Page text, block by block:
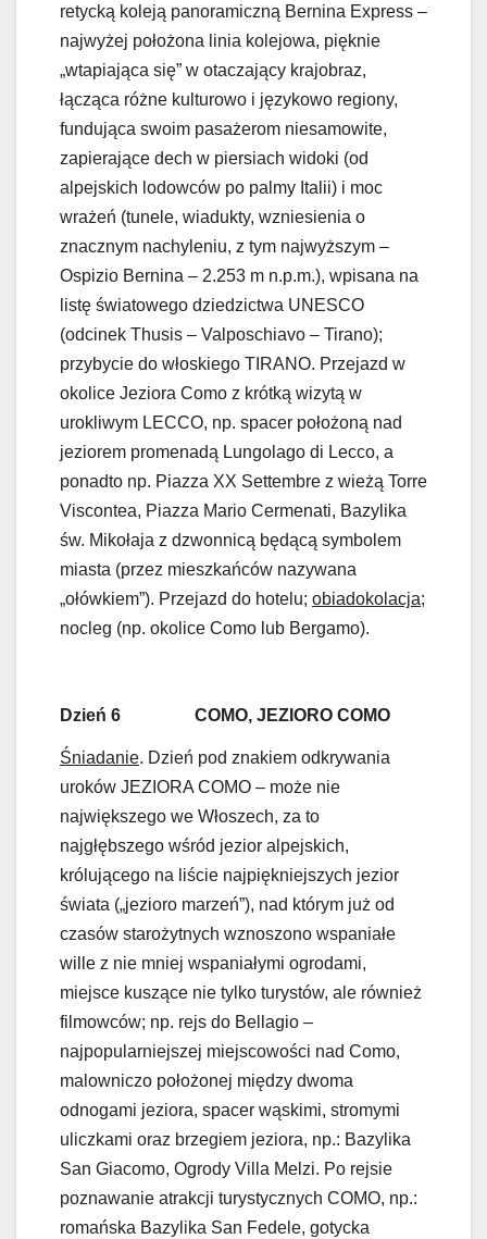
retycką koleją panoramiczną Bernina Express –
najwyżej położona linia kolejowa, pięknie
„wtapiająca się” w otaczający krajobraz,
łącząca różne kulturowo i językowo regiony,
fundująca swoim pasażerom niesamowite,
zapierające dech w piersiach widoki (od
alpejskich lodowców po palmy Italii) i moc
wrażeń (tunele, wiadukty, wzniesienia o
znacznym nachyleniu, z tym najwyższym –
Ospizio Bernina – 2.253 m n.p.m.), wpisana na
listę światowego dziedzictwa UNESCO
(odcinek Thusis – Valposchiavo – Tirano);
przybycie do włoskiego TIRANO. Przejazd w
okolice Jeziora Como z krótką wizytą w
urokliwym LECCO, np. spacer położoną nad
jeziorem promenadą Lungolago di Lecco, a
ponadto np. Piazza XX Settembre z wieżą Torre
Viscontea, Piazza Mario Cermenati, Bazylika
św. Mikołaja z dzwonnicą będącą symbolem
miasta (przez mieszkańców nazywana
„ołówkiem”). Przejazd do hotelu; obiadokolacja;
nocleg (np. okolice Como lub Bergamo).
Dzień 6 COMO, JEZIORO COMO
Śniadanie. Dzień pod znakiem odkrywania
uroków JEZIORA COMO – może nie
największego we Włoszech, za to
najgłębszego wśród jezior alpejskich,
królującego na liście najpiękniejszych jezior
świata („jezioro marzeń”), nad którym już od
czasów starożytnych wznoszono wspaniałe
wille z nie mniej wspaniałymi ogrodami,
miejsce kuszące nie tylko turystów, ale również
filmowców; np. rejs do Bellagio –
najpopularniejszej miejscowości nad Como,
malowniczo położonej między dwoma
odnogami jeziora, spacer wąskimi, stromymi
uliczkami oraz brzegiem jeziora, np.: Bazylika
San Giacomo, Ogrody Villa Melzi. Po rejsie
poznawanie atrakcji turystycznych COMO, np.:
romańska Bazylika San Fedele, gotycka